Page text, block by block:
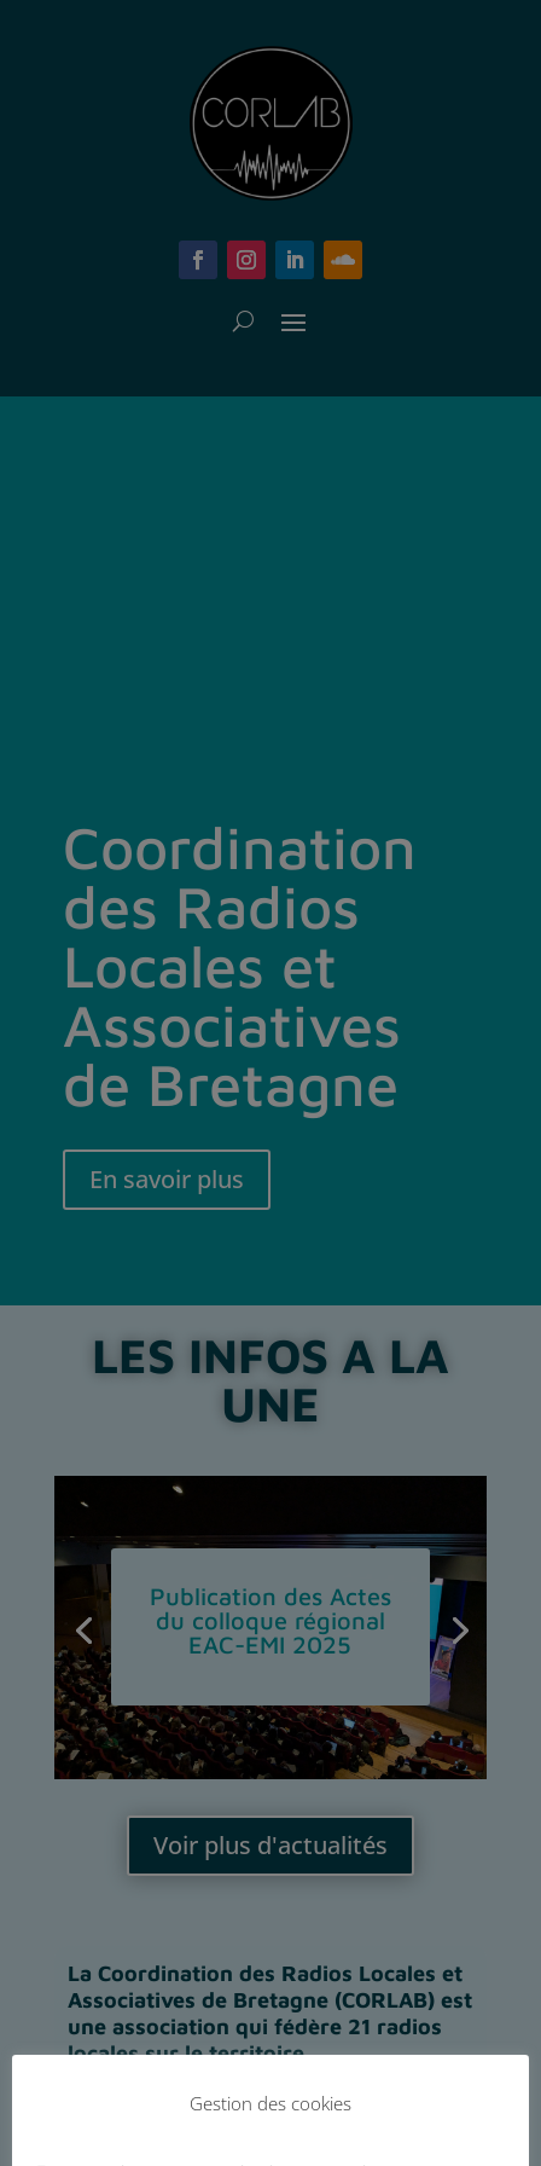
Coordination
des Radios
Locales et
Associatives
de Bretagne
En savoir plus
LES INFOS A LA
UNE
Publication des Actes
du colloque régional
EAC-EMI 2025
Voir plus d'actualités
La Coordination des Radios Locales et
Associatives de Bretagne (CORLAB) est
une association qui fédère 21 radios
locales sur le territoire.
Les radios associatives adhérentes à la
CORLAB représentent un droit d’entrée
Gestion des cookies